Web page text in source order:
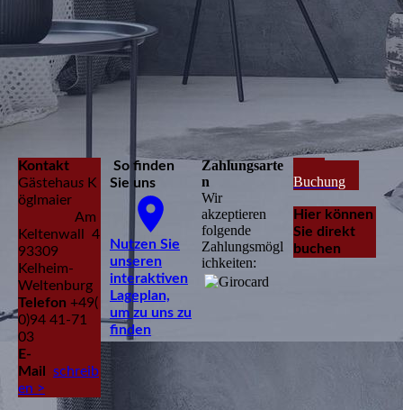
Kontakt
Gästehaus K
öglmaier
Am
Keltenwall 4
93309
Kelheim-
Weltenburg
Telefon +49(
0)94 41-71
03
E-
Mail
schreib
en >
So finden
Sie uns
Nutzen Sie
unseren
interaktiven
La­ge­plan,
um zu uns zu
finden
Zahlungsarte
n
Wir
akzeptieren
folgende
Zahlungsmögl
ichkeiten:
Buchung
Hier können
Sie direkt
buchen